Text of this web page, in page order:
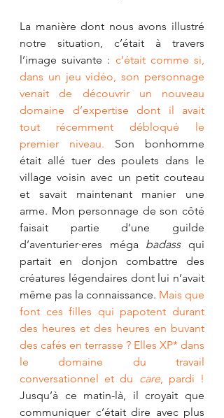
La manière dont nous avons illustré
notre situation, c’était à travers
l’image suivante : c’était comme si,
dans un jeu vidéo, son personnage
venait de découvrir un nouveau
domaine d’expertise dont il avait
tout récemment débloqué le
premier niveau. Son bonhomme
était allé tuer des poulets dans le
village voisin avec un petit couteau
et savait maintenant manier une
arme. Mon personnage de son côté
faisait partie d’une guilde
d’aventurier·eres méga badass qui
partait en donjon combattre des
créatures légendaires dont lui n’avait
même pas la connaissance. Mais que
font ces filles qui papotent durant
des heures et des heures en buvant
des cafés en terrasse ? Elles XP* dans
le domaine du travail
conversationnel et du care, pardi !
Jusqu’à ce matin-là, il croyait que
communiquer c’était dire avec plus